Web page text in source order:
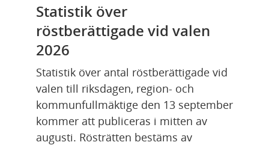
Statistik över
röstberättigade vid valen
2026
Statistik över antal röstberättigade vid
valen till riksdagen, region- och
kommunfullmäktige den 13 september
kommer att publiceras i mitten av
augusti. Rösträtten bestäms av